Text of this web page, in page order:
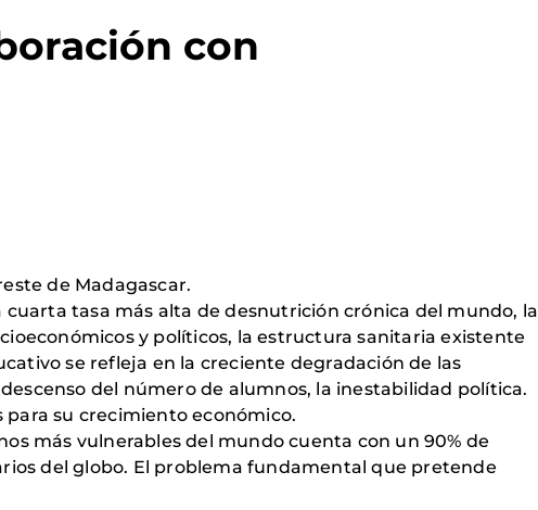
con
de Madagascar.
tasa más alta de desnutrición crónica del mundo, la
y políticos, la estructura sanitaria existente
se refleja en la creciente degradación de las
del número de alumnos, la inestabilidad política.
su crecimiento económico.
más vulnerables del mundo cuenta con un 90% de
del globo. El problema fundamental que pretende